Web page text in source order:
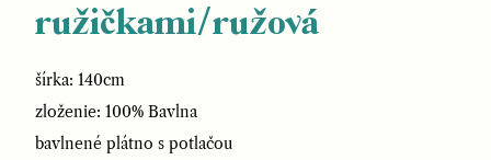
ružičkami/ružová
šírka: 140cm
zloženie: 100% Bavlna
bavlnené plátno s potlačou